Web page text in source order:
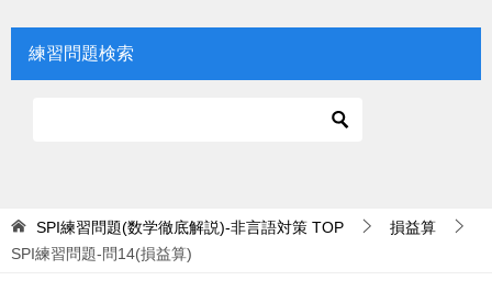
練習問題検索
SPI練習問題(数学徹底解説)-非言語対策 TOP
損益算
SPI練習問題-問14(損益算)